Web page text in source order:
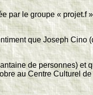
par le groupe «
que Joseph
de personnes)
au Centre Culturel